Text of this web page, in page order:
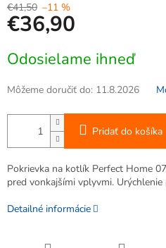
€41,50 –11 %
€36,90
cena:
Odosielame ihneď
Môžeme doručiť do: 11.8.2026
Pridať do košíka
Pokrievka na kotlík Perfect Home
pred vonkajšími vplyvmi. Urýchlenie
Detailné informácie